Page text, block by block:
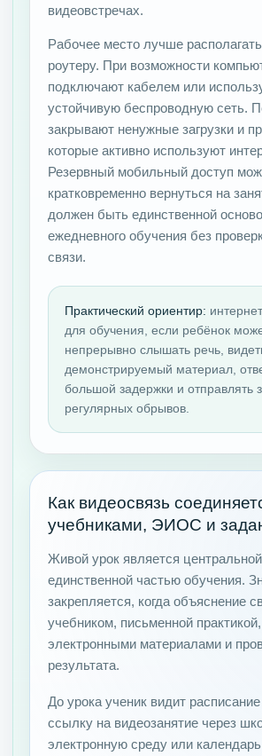
видеовстречах.
Рабочее место лучше
роутеру. При возможности
подключают кабелем или
устойчивую беспроводную сеть.
закрывают ненужные загрузки и
которые активно используют
Резервный мобильный доступ
кратковременно вернуться на
должен быть единственной
ежедневного обучения без
связи.
Практический ориентир:
для обучения, если ребёнок
непрерывно слышать речь,
демонстрируемый материал,
большой задержки и отправлять
регулярных обрывов.
Как видеосвязь
учебниками, ЭИОС и
Живой урок является
единственной частью обучения.
закрепляется, когда объяснение
учебником, письменной практикой,
электронными материалами и
результата.
До урока ученик видит
ссылку на видеозанятие через
электронную среду или